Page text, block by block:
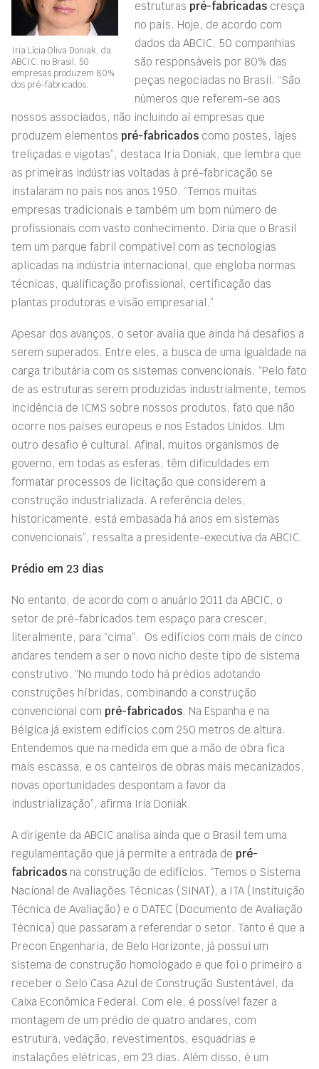
Iria Lícia Oliva Doniak, da
ABCIC: no Brasil, 50
empresas produzem 80%
dos pré-fabricados.
estruturas pré-fabricadas cresça
no país. Hoje, de acordo com
dados da ABCIC, 50 companhias
são responsáveis por 80% das
peças negociadas no Brasil. “São
números que referem-se aos
nossos associados, não incluindo aí empresas que
produzem elementos pré-fabricados como postes, lajes
treliçadas e vigotas”, destaca Iria Doniak, que lembra que
as primeiras indústrias voltadas à pré-fabricação se
instalaram no país nos anos 1950. “Temos muitas
empresas tradicionais e também um bom número de
profissionais com vasto conhecimento. Diria que o Brasil
tem um parque fabril compatível com as tecnologias
aplicadas na indústria internacional, que engloba normas
técnicas, qualificação profissional, certificação das
plantas produtoras e visão empresarial.”
Apesar dos avanços, o setor avalia que ainda há desafios a
serem superados. Entre eles, a busca de uma igualdade na
carga tributária com os sistemas convencionais. “Pelo fato
de as estruturas serem produzidas industrialmente, temos
incidência de ICMS sobre nossos produtos, fato que não
ocorre nos países europeus e nos Estados Unidos. Um
outro desafio é cultural. Afinal, muitos organismos de
governo, em todas as esferas, têm dificuldades em
formatar processos de licitação que considerem a
construção industrializada. A referência deles,
historicamente, está embasada há anos em sistemas
convencionais”, ressalta a presidente-executiva da ABCIC.
Prédio em 23 dias
No entanto, de acordo com o anuário 2011 da ABCIC, o
setor de pré-fabricados tem espaço para crescer,
literalmente, para “cima”. Os edifícios com mais de cinco
andares tendem a ser o novo nicho deste tipo de sistema
construtivo. “No mundo todo há prédios adotando
construções híbridas, combinando a construção
convencional com pré-fabricados. Na Espanha e na
Bélgica já existem edifícios com 250 metros de altura.
Entendemos que na medida em que a mão de obra fica
mais escassa, e os canteiros de obras mais mecanizados,
novas oportunidades despontam a favor da
industrialização”, afirma Iria Doniak.
A dirigente da ABCIC analisa ainda que o Brasil tem uma
regulamentação que já permite a entrada de pré-
fabricados na construção de edifícios. “Temos o Sistema
Nacional de Avaliações Técnicas (SINAT), a ITA (Instituição
Técnica de Avaliação) e o DATEC (Documento de Avaliação
Técnica) que passaram a referendar o setor. Tanto é que a
Precon Engenharia, de Belo Horizonte, já possui um
sistema de construção homologado e que foi o primeiro a
receber o Selo Casa Azul de Construção Sustentável, da
Caixa Econômica Federal. Com ele, é possível fazer a
montagem de um prédio de quatro andares, com
estrutura, vedação, revestimentos, esquadrias e
instalações elétricas, em 23 dias. Além disso, é um